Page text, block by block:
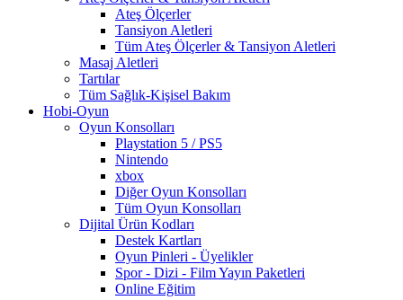
Ateş Ölçerler
Tansiyon Aletleri
Tüm Ateş Ölçerler & Tansiyon Aletleri
Masaj Aletleri
Tartılar
Tüm Sağlık-Kişisel Bakım
Hobi-Oyun
Oyun Konsolları
Playstation 5 / PS5
Nintendo
xbox
Diğer Oyun Konsolları
Tüm Oyun Konsolları
Dijital Ürün Kodları
Destek Kartları
Oyun Pinleri - Üyelikler
Spor - Dizi - Film Yayın Paketleri
Online Eğitim